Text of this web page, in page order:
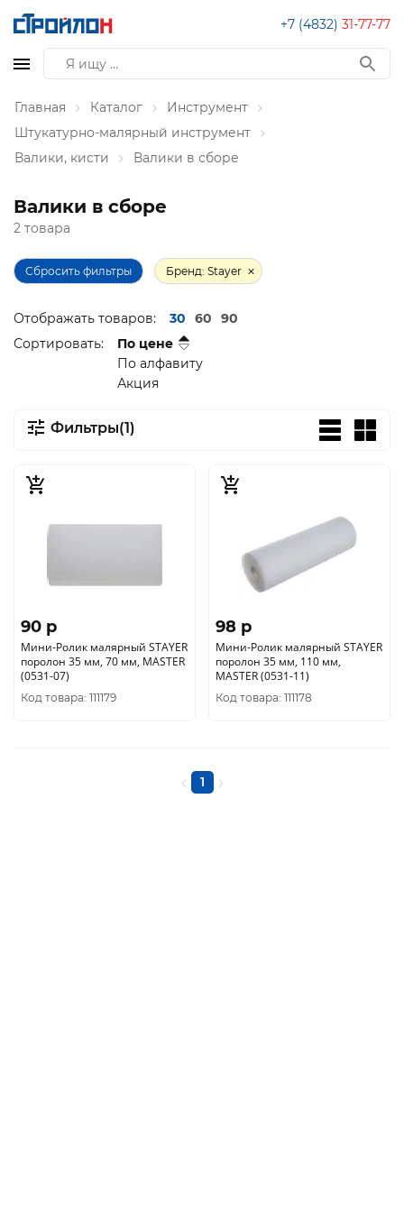
+7 (4832) 31-77-77
Главная Каталог
Инструмент
Штукатурно-малярный инструмент
Валики, кисти
Валики в сборе
Валики в сборе
2 товара
Сбросить фильтры Бренд: Stayer
Отображать товаров: 30 60
90
Сортировать:
По цене
По алфавиту
Акция
Фильтры(1)
90 p
Мини-Ролик малярный STAYER
поролон 35 мм, 70 мм, MASTER
(0531-07)
Код товара: 111179
98 p
Мини-Ролик малярный STAYER
поролон 35 мм, 110 мм,
MASTER (0531-11)
Код товара: 111178
1